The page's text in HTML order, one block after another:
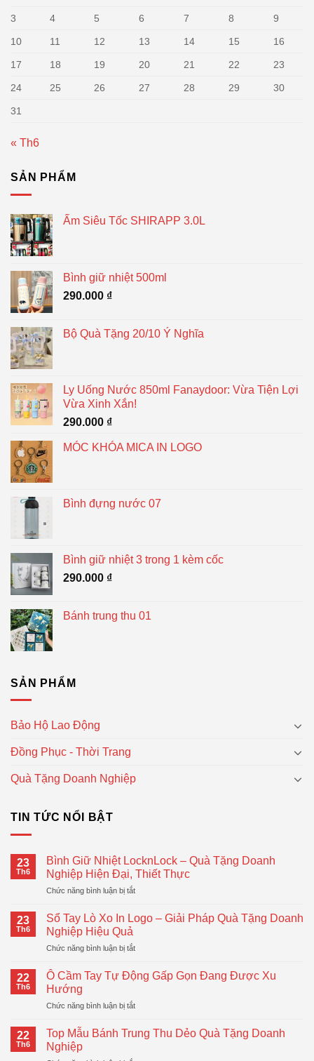
3 4 5 6 7 8 9
10 11 12 13 14 15 16
17 18 19 20 21 22 23
24 25 26 27 28 29 30
31
« Th6
SẢN PHẨM
Ấm Siêu Tốc SHIRAPP 3.0L
Bình giữ nhiệt 500ml
290.000 ₫
Bộ Quà Tặng 20/10 Ý Nghĩa
Ly Uống Nước 850ml Fanaydoor: Vừa Tiện Lợi
Vừa Xinh Xắn!
290.000 ₫
MÓC KHÓA MICA IN LOGO
Bình đựng nước 07
Bình giữ nhiệt 3 trong 1 kèm cốc
290.000 ₫
Bánh trung thu 01
SẢN PHẨM
Bảo Hộ Lao Động
Đồng Phục - Thời Trang
Quà Tặng Doanh Nghiệp
TIN TỨC NỔI BẬT
23
Th6
Bình Giữ Nhiệt LocknLock – Quà Tặng Doanh
Nghiệp Hiện Đại, Thiết Thực
Chức năng bình luận bị tắtở
Nhiệt
–
Tặng
Hiện
Thiết
23
Th6
Sổ Tay Lò Xo In Logo – Giải Pháp Quà Tặng Doanh
Nghiệp Hiệu Quả
Chức năng bình luận bị tắtở
Tay
In
–
22
Th6
Ô Cầm Tay Tự Động Gấp Gọn Đang Được Xu
Hướng
Chức năng bình luận bị tắtở
Tay
22
Th6
Top Mẫu Bánh Trung Thu Dẻo Quà Tặng Doanh
Nghiệp